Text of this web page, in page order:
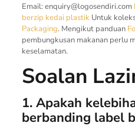
Email: enquiry@logosendiri.com
berzip kedai plastikUntuk
Packaging. Mengikut panduan
pembungkusan makanan perlu
keselamatan.
Soalan
1. Apakah
berbanding label